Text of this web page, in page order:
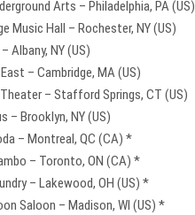
Arts – Philadelphia, PA (US)
Music Hall – Rochester, NY (US)
Albany, NY (US)
– Cambridge, MA (US)
– Stafford Springs, CT (US)
– Brooklyn, NY (US)
– Montreal, QC (CA) *
– Toronto, ON (CA) *
– Lakewood, OH (US) *
Saloon – Madison, WI (US) *